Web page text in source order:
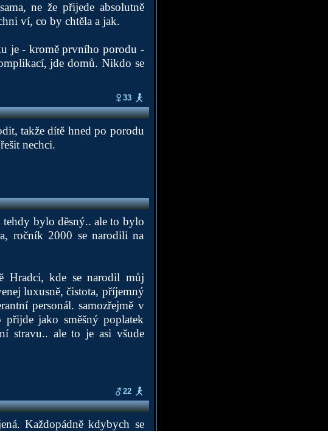
ne že přijede absolutně
ví, co by chtěla a jak.
je - kromě prvního porodu -
jde domů. Nikdo se
33
takže dítě hned po porodu
nechci.
tehdy bylo děsný.. ale to bylo
ročník 2000 se narodili na
Hradci, kde se narodil můj
luxusně, čistota, příjemný
personál. samozřejmě v
jako směšný poplatek
stravu.. ale to je asi všude
22
Každopádně kdybych se